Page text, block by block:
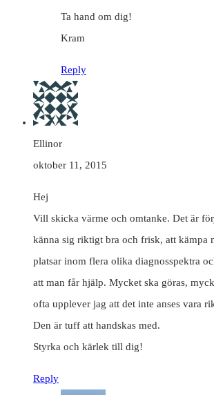
Ta hand om dig!
Kram
Reply
Ellinor
oktober 11, 2015
Hej
Vill skicka värme och omtanke. Det är
känna sig riktigt bra och frisk, att kämpa
platsar inom flera olika diagnosspektra
att man får hjälp. Mycket ska göras,
ofta upplever jag att det inte anses vara
Den är tuff att handskas med.
Styrka och kärlek till dig!
Reply